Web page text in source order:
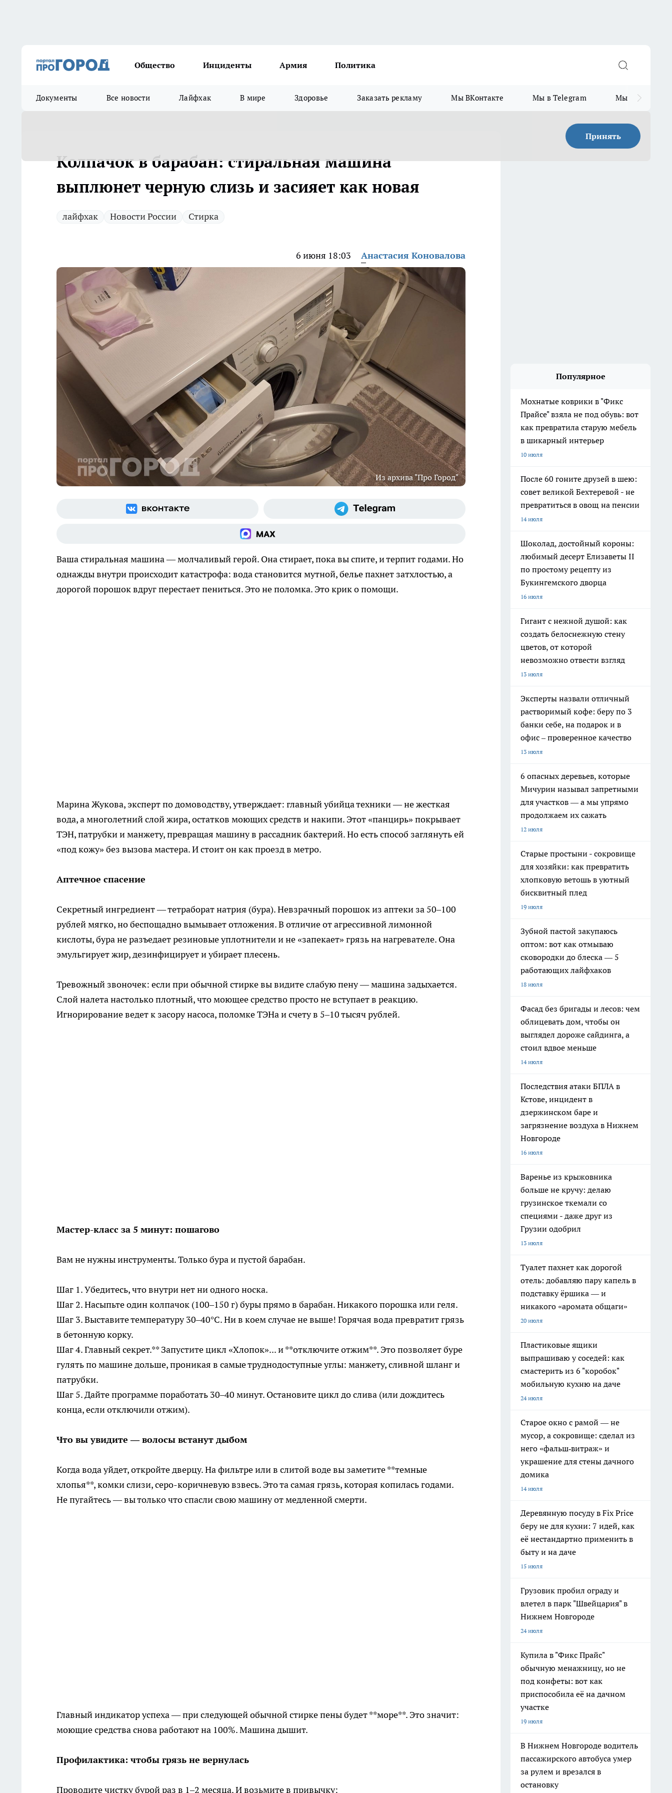
Общество Инциденты Армия Политика
Документы Все новости Лайфхак В мире Здоровье Заказать рекламу Мы ВКонтакте Мы в Telegram Мы в MAX
Принять
Колпачок в барабан: стиральная машина
выплюнет черную слизь и засияет как новая
лайфхак Новости России Стирка
6 июня 18:03 Анастасия Коновалова
Из архива "Про Город"
Ваша стиральная машина — молчаливый герой. Она стирает, пока вы спите, и терпит годами. Но
однажды внутри происходит катастрофа: вода становится мутной, белье пахнет затхлостью, а
дорогой порошок вдруг перестает пениться. Это не поломка. Это крик о помощи.
Марина Жукова, эксперт по домоводству, утверждает: главный убийца техники — не жесткая
вода, а многолетний слой жира, остатков моющих средств и накипи. Этот «панцирь» покрывает
ТЭН, патрубки и манжету, превращая машину в рассадник бактерий. Но есть способ заглянуть ей
«под кожу» без вызова мастера. И стоит он как проезд в метро.
Аптечное спасение
Секретный ингредиент — тетраборат натрия (бура). Невзрачный порошок из аптеки за 50–100
рублей мягко, но беспощадно вымывает отложения. В отличие от агрессивной лимонной
кислоты, бура не разъедает резиновые уплотнители и не «запекает» грязь на нагревателе. Она
эмульгирует жир, дезинфицирует и убирает плесень.
Тревожный звоночек: если при обычной стирке вы видите слабую пену — машина задыхается.
Слой налета настолько плотный, что моющее средство просто не вступает в реакцию.
Игнорирование ведет к засору насоса, поломке ТЭНа и счету в 5–10 тысяч рублей.
Мастер-класс за 5 минут: пошагово
Вам не нужны инструменты. Только бура и пустой барабан.
Шаг 1. Убедитесь, что внутри нет ни одного носка.
Шаг 2. Насыпьте один колпачок (100–150 г) буры прямо в барабан. Никакого порошка или геля.
Шаг 3. Выставите температуру 30–40°C. Ни в коем случае не выше! Горячая вода превратит грязь
в бетонную корку.
Шаг 4. Главный секрет.** Запустите цикл «Хлопок»... и **отключите отжим**. Это позволяет буре
гулять по машине дольше, проникая в самые труднодоступные углы: манжету, сливной шланг и
патрубки.
Шаг 5. Дайте программе поработать 30–40 минут. Остановите цикл до слива (или дождитесь
конца, если отключили отжим).
Что вы увидите — волосы встанут дыбом
Когда вода уйдет, откройте дверцу. На фильтре или в слитой воде вы заметите **темные
хлопья**, комки слизи, серо-коричневую взвесь. Это та самая грязь, которая копилась годами.
Не пугайтесь — вы только что спасли свою машину от медленной смерти.
Главный индикатор успеха — при следующей обычной стирке пены будет **море**. Это значит:
моющие средства снова работают на 100%. Машина дышит.
Профилактика: чтобы грязь не вернулась
Проводите чистку бурой раз в 1–2 месяца. И возьмите в привычку:
Популярное
Мохнатые коврики в "Фикс
Прайсе" взяла не под обувь: вот
как превратила старую мебель
в шикарный интерьер
10 июля
После 60 гоните друзей в шею:
совет великой Бехтеревой - не
превратиться в овощ на пенсии
14 июля
Шоколад, достойный короны:
любимый десерт Елизаветы II
по простому рецепту из
Букингемского дворца
16 июля
Гигант с нежной душой: как
создать белоснежную стену
цветов, от которой
невозможно отвести взгляд
13 июля
Эксперты назвали отличный
растворимый кофе: беру по 3
банки себе, на подарок и в
офис – проверенное качество
13 июля
6 опасных деревьев, которые
Мичурин называл запретными
для участков — а мы упрямо
продолжаем их сажать
12 июля
Старые простыни - сокровище
для хозяйки: как превратить
хлопковую ветошь в уютный
бисквитный плед
19 июля
Зубной пастой закупаюсь
оптом: вот как отмываю
сковородки до блеска — 5
работающих лайфхаков
18 июля
Фасад без бригады и лесов: чем
облицевать дом, чтобы он
выглядел дороже сайдинга, а
стоил вдвое меньше
14 июля
Последствия атаки БПЛА в
Кстове, инцидент в
дзержинском баре и
загрязнение воздуха в Нижнем
Новгороде
16 июля
Варенье из крыжовника
больше не кручу: делаю
грузинское ткемали со
специями - даже друг из
Грузии одобрил
13 июля
Туалет пахнет как дорогой
отель: добавляю пару капель в
подставку ёршика — и
никакого «аромата общаги»
20 июля
Пластиковые ящики
выпрашиваю у соседей: как
смастерить из 6 "коробок"
мобильную кухню на даче
24 июля
Старое окно с рамой — не
мусор, а сокровище: сделал из
него «фальш‑витраж» и
украшение для стены дачного
домика
14 июля
Деревянную посуду в Fix Price
беру не для кухни: 7 идей, как
её нестандартно применить в
быту и на даче
15 июля
Грузовик пробил ограду и
влетел в парк "Швейцария" в
Нижнем Новгороде
24 июля
Купила в "Фикс Прайс"
обычную менажницу, но не
под конфеты: вот как
приспособила её на дачном
участке
19 июля
В Нижнем Новгороде водитель
пассажирского автобуса умер
за рулем и врезался в
остановку